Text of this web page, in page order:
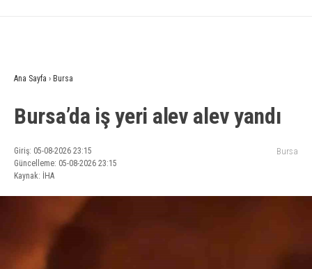
Ana Sayfa › Bursa
Bursa’da iş yeri alev alev yandı
Giriş: 05-08-2026 23:15
Güncelleme: 05-08-2026 23:15
Kaynak: İHA
Bursa